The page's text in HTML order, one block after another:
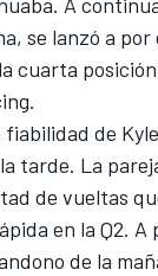
se lanzó a
cuarta
fiabilidad de
tarde. La
de vueltas
en la Q2. A
de la